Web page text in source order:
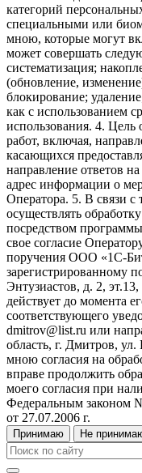
категорий
специальными или
мною, которые могут
может совершать
систематизация;
(обновление,
блокирование;
как с использованием
использования. 4. Цель
работ, включая,
касающихся
направление ответов
адрес информации о
Оператора. 5. В связи
осуществлять
посредством
свое согласие
поручения ООО «1С-
зарегистрированному
Энтузиастов, д. 2,
действует до момента
соответствующего
dmitrov@list.ru или
область, г. Дмитров,
мною согласия на
вправе продолжить
моего согласия при
Федеральным законом
от 27.07.2006 г.
Принимаю
Не